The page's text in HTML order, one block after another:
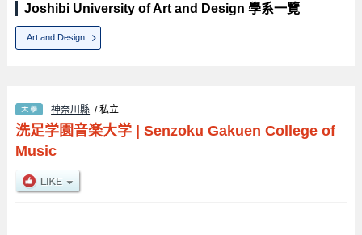
Joshibi University of Art and Design 學系一覽
Art and Design
神奈川縣 / 私立
洗足学園音楽大学| Senzoku Gakuen College of
Music